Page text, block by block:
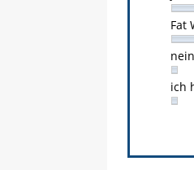
Fat
ich